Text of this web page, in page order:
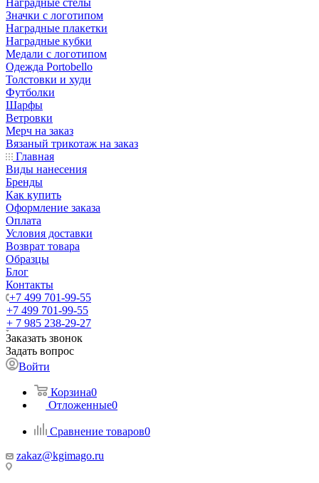
Наградные стелы
Значки с логотипом
Наградные плакетки
Наградные кубки
Медали с логотипом
Одежда Portobello
Толстовки и худи
Футболки
Шарфы
Ветровки
Мерч на заказ
Вязаный трикотаж на заказ
Главная
Виды нанесения
Бренды
Как купить
Оформление заказа
Оплата
Условия доставки
Возврат товара
Образцы
Блог
Контакты
+7 499 701-99-55
+7 499 701-99-55
+ 7 985 238-29-27
Заказать звонок
Задать вопрос
Войти
Корзина0
Отложенные0
Сравнение товаров0
zakaz@kgimago.ru